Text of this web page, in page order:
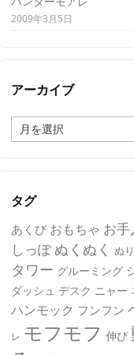
2009年3月5日
アーカイブ
ー
カ
イ
タグ
あくび おもちゃ お手
しっぽ ぬくぬく ぬ
タワー グルーミング
ダッシュ デスク ニャー
ハンモック フンフン
レ モフモフ 伸び